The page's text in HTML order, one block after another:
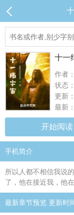
十一
作者：
状态
更新
最新：
开始阅读
手机简介
所以人都不相信我说
了，他在接近我，他
最新章节预览 更新时